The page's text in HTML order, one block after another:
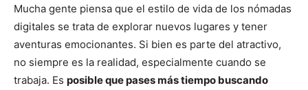
Mucha gente piensa que el estilo de vida de los nómadas
digitales se trata de explorar nuevos lugares y tener
aventuras emocionantes. Si bien es parte del atractivo,
no siempre es la realidad, especialmente cuando se
trabaja. Es posible que pases más tiempo buscando